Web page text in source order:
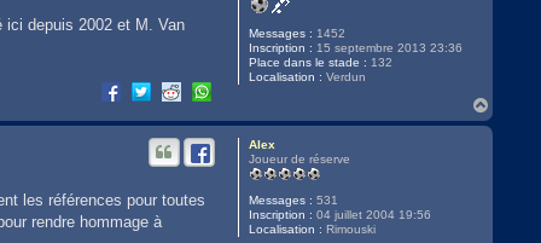
Messages : 1452
Inscription : 15 septembre 2013 23:36
Place dans le stade : 132
Localisation : Verdun
ici depuis 2002 et M. Van
a
Alex
Joueur de réserve
Messages : 531
Inscription : 04 juillet 2004 19:56
Localisation : Rimouski
les références pour toutes
rendre hommage à